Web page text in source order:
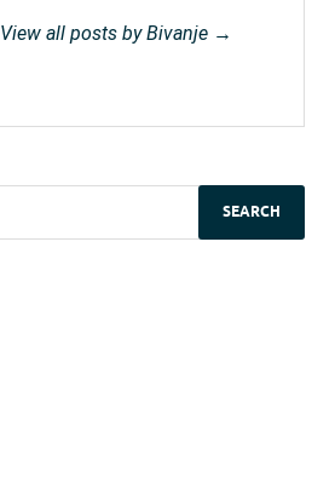
View all posts by Bivanje →